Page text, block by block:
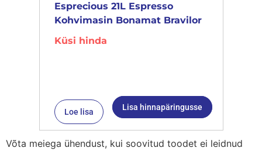
Esprecious 21L Espresso
Kohvimasin Bonamat Bravilor
Küsi hinda
Loe lisa Lisa hinnapäringusse
Võta meiega ühendust, kui soovitud toodet ei leidnud